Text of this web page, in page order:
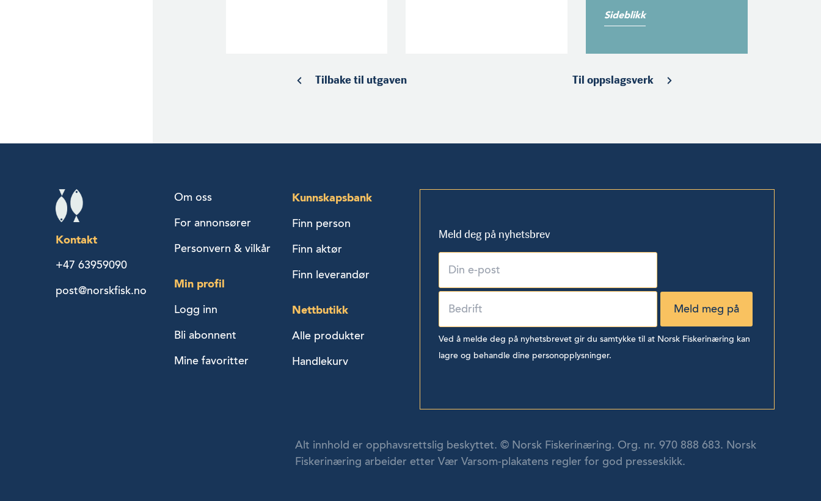
Sideblikk
Tilbake til utgaven Til oppslagsverk
Kontakt
+47 63959090
post@norskfisk.no
Om oss
For annonsører
Personvern & vilkår
Min profil
Logg inn
Bli abonnent
Mine favoritter
Kunnskapsbank
Finn person
Finn aktør
Finn leverandør
Nettbutikk
Alle produkter
Handlekurv
Meld deg på nyhetsbrev
Ved å melde deg på nyhetsbrevet gir du samtykke til at Norsk Fiskerinæring kan
lagre og behandle dine personopplysninger.
Alt innhold er opphavsrettslig beskyttet. © Norsk Fiskerinæring. Org. nr. 970 888 683. Norsk
Fiskerinæring arbeider etter Vær Varsom-plakatens regler for god presseskikk.